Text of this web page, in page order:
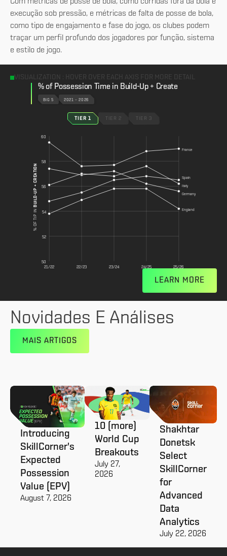
execução sob pressão, e métricas de falta de posse de bola,
como tipo de engajamento e fase do jogo, os clubes podem
traçar um perfil profundo dos jogadores por função, sistema
e estilo de jogo.
VISUALIZATION : HOVER OVER EACH AXIS FOR MORE DETAIL
% of Possession Time in Build-Up + Create
BIG 5 2021 – 2026
TIER 1 TIER 2 TIER 3
% OF TIP IN
BUILD-UP + CREATION
50
52
54
56
58
60
21/22 22/23 23/24 24/25 25/26
France
Spain
Germany
Italy
England
LEARN MORE
Novidades E Análises
MAIS ARTIGOS
Introducing
SkillCorner's
Expected
Possession
Value (EPV)
August 7, 2026
10 (more)
World Cup
Breakouts
July 27,
2026
Shakhtar
Donetsk
Select
SkillCorner
for
Advanced
Data
Analytics
July 22, 2026